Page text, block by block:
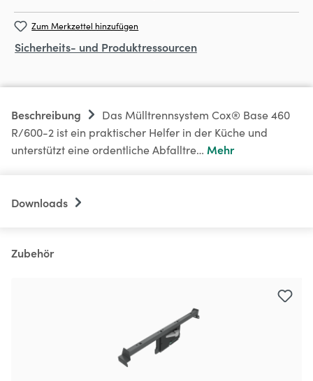
Zum Merkzettel hinzufügen
Sicherheits- und Produktressourcen
Beschreibung
Das Mülltrennsystem Cox® Base 460
R/600-2 ist ein praktischer Helfer in der Küche und
unterstützt eine ordentliche Abfalltre… Mehr
Downloads
Zubehör